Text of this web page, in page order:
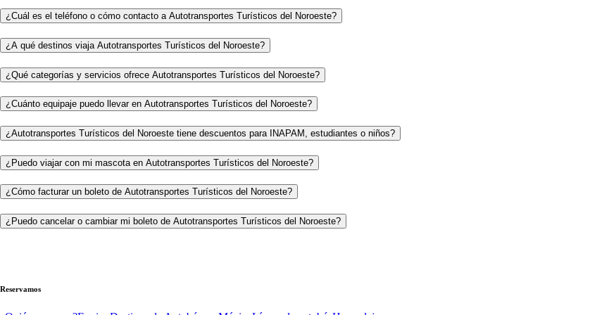
¿Cuál es el teléfono o cómo contacto a Autotransportes Turísticos del Noroeste?
¿A qué destinos viaja Autotransportes Turísticos del Noroeste?
¿Qué categorías y servicios ofrece Autotransportes Turísticos del Noroeste?
¿Cuánto equipaje puedo llevar en Autotransportes Turísticos del Noroeste?
¿Autotransportes Turísticos del Noroeste tiene descuentos para INAPAM, estudiantes o niños?
¿Puedo viajar con mi mascota en Autotransportes Turísticos del Noroeste?
¿Cómo facturar un boleto de Autotransportes Turísticos del Noroeste?
¿Puedo cancelar o cambiar mi boleto de Autotransportes Turísticos del Noroeste?
Reservamos